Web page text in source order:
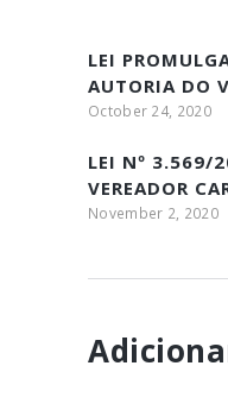
LEI
AUTORIA DO
MARCOS
October 24, 2020
LEI Nº 3.569/
VEREADOR
November 2, 2020